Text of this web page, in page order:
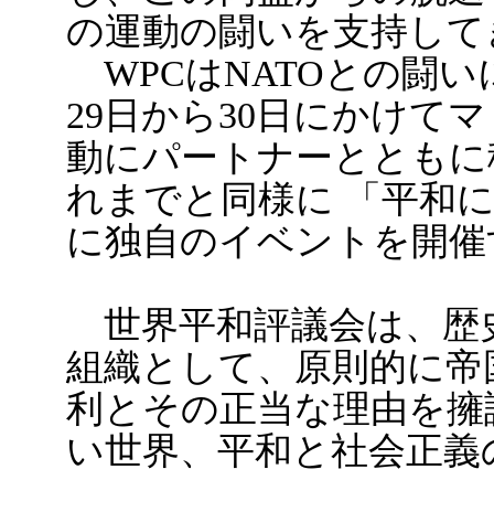
の運動の闘いを支持し
WPCはNATOとの闘い
29日から30日にかけて
動にパートナーととも
れまでと同様に 「平和
に独自のイベントを開
世界平和評議会は、歴
組織として、原則的に
利とその正当な理由を
い世界、平和と社会正